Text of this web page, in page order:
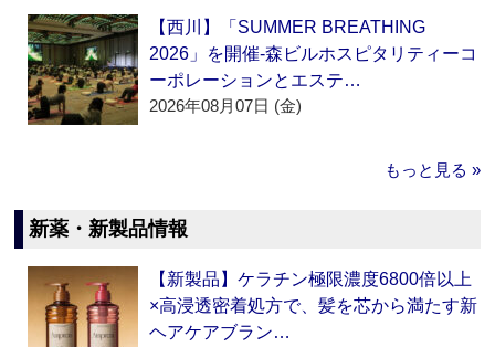
【西川】「SUMMER BREATHING
2026」を開催‐森ビルホスピタリティーコ
ーポレーションとエステ…
2026年08月07日 (金)
もっと見る »
新薬・新製品情報
【新製品】ケラチン極限濃度6800倍以上
×高浸透密着処方で、髪を芯から満たす新
ヘアケアブラン…